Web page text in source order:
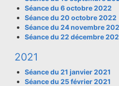
Séance du 6 octobre 2022
Séance du 20 octobre 2022
Séance du 24 novembre
Séance du 22 décembre
2021
Séance du 21 janvier 2021
Séance du 25 février 2021